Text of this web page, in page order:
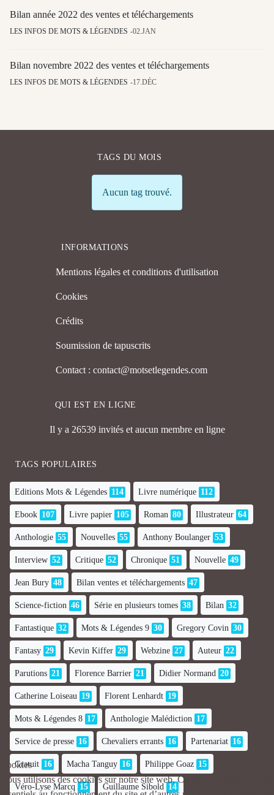
Bilan année 2022 des ventes et téléchargements
LES INFOS DE MOTS & LÉGENDES 02.JAN
Bilan novembre 2022 des ventes et téléchargements
LES INFOS DE MOTS & LÉGENDES 17.DÉC
TAGS DU MOIS
Info
Aucun tag trouvé.
INFORMATIONS
Mentions légales et conditions d'utilisation
Cookies
Crédits
Soumission de tapuscrits
Contact : contact@motsetlegendes.com
QUI EST EN LIGNE
Il y a 26539 invités et aucun membre en ligne
TAGS POPULAIRES
Editions Mots & Légendes 114 Livre numérique 112
Ebook 107 Livre papier 105 Roman 80 Illustrateur 64
Anthologie 55 Nouvelles 55 Anthony Boulanger 53
Interview 52 Critique 52 Chronique 51 Nouvelle 49
Jean Bury 48 Bilan ventes et téléchargements 47
Science-fiction 46 Série en plusieurs tomes 38 Bilan 32
Fantastique 32 Mots & Légendes 9 30 Gregory Covin 30
Fantasy 29 Kevin Kiffer 29 Webzine 27 Auteur 22
Parutions 21 Florence Barrier 21 Didier Normand 20
Catherine Loiseau 19 Florent Lenhardt 19
Mots & Légendes 8 17 Anthologie Malédiction 17
Service de presse 16 Chevaliers errants 16 Partenariat 16
Gratuit 16 Macha Tanguy 16 Philippe Goaz 15
Véro-Lyse Marcq 15 Guillaume Sibold 14
Cookies
Nous utilisons des cookies sur notre site web. Certains d’entre eux sont